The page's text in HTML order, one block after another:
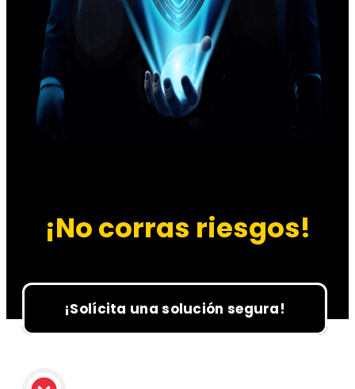
¡No corras riesgos!
¡Solícita una solución segura!